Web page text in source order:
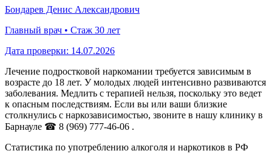
Бондарев Денис Александрович
Главный врач • Стаж 30 лет
Дата проверки: 14.07.2026
Лечение подростковой наркомании требуется зависимым в
возрасте до 18 лет. У молодых людей интенсивно развиваются
заболевания. Медлить с терапией нельзя, поскольку это ведет
к опасным последствиям. Если вы или ваши близкие
столкнулись с наркозависимостью, звоните в нашу клинику в
Барнауле ☎ 8 (969) 777-46-06 .
Статистика по употреблению алкоголя и наркотиков в РФ